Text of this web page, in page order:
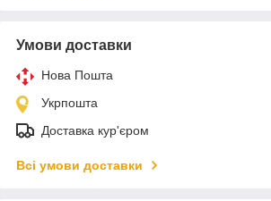
Умови доставки
Нова Пошта
Укрпошта
Доставка кур'єром
Всі умови доставки